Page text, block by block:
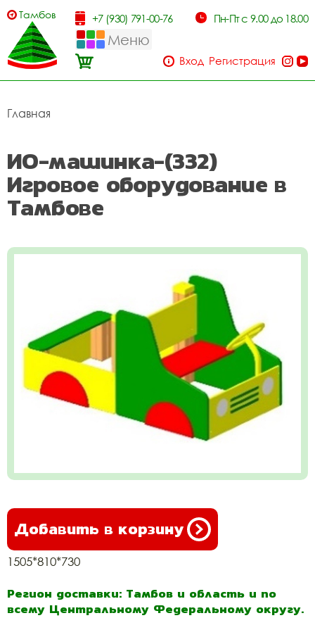
Тамбов +7 (930) 791-00-76 Пн-Пт с 9.00 до 18.00
Меню
Вход Регистрация
Главная
ИО-машинка-(332)
Игровое оборудование в
Тамбове
Добавить в корзину
1505*810*730
Регион доставки: Тамбов и область и по
всему Центральному Федеральному округу.